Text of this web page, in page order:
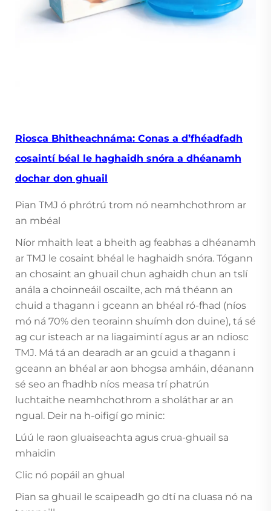
Riosca Bhitheachnáma: Conas a d’fhéadfadh
cosaintí béal le haghaidh snóra a dhéanamh
dochar don ghuail
Pian TMJ ó phrótrú trom nó neamhchothrom ar
an mbéal
Níor mhaith leat a bheith ag feabhas a dhéanamh
ar TMJ le cosaint bhéal le haghaidh snóra. Tógann
an chosaint an ghuail chun aghaidh chun an tslí
anála a choinneáil oscailte, ach má théann an
chuid a thagann i gceann an bhéal ró-fhad (níos
mó ná 70% den teorainn shuímh don duine), tá sé
ag cur isteach ar na liagaimintí agus ar an ndiosc
TMJ. Má tá an dearadh ar an gcuid a thagann i
gceann an bhéal ar aon bhogsa amháin, déanann
sé seo an fhadhb níos measa trí phatrún
luchtaithe neamhchothrom a sholáthar ar an
ngual. Deir na h-oifigí go minic:
Lúú le raon gluaiseachta agus crua-ghuail sa
mhaidin
Clic nó popáil an ghual
Pian sa ghuail le scaipeadh go dtí na cluasa nó na